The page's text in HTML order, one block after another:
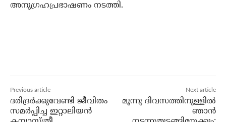
അനുഗ്രഹപ്രഭാഷണം നടത്തി.
Previous article
ദരിദ്രര്‍ക്കുവേണ്ടി ജീവിതം
സമര്‍പ്പിച്ച ഇറ്റാലിയന്‍
Next article
മൂന്നു ദിവസത്തിനുള്ളില്‍
ഞാന്‍